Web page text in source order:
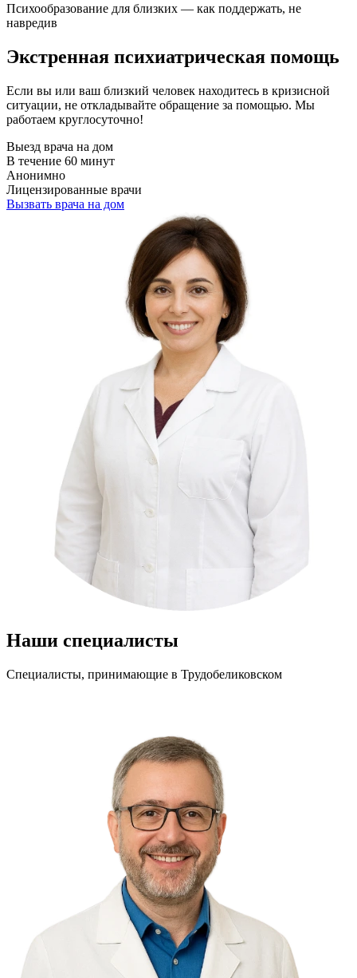
Психообразование для близких — как поддержать, не
навредив
Экстренная психиатрическая помощь
Если вы или ваш близкий человек находитесь в кризисной
ситуации, не откладывайте обращение за помощью. Мы
работаем круглосуточно!
Выезд врача на дом
В течение 60 минут
Анонимно
Лицензированные врачи
Вызвать врача на дом
Наши специалисты
Специалисты, принимающие в Трудобеликовском